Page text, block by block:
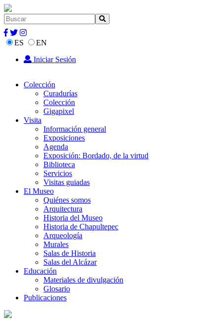
ES
EN
Iniciar Sesión
Colección
Curadurías
Colección
Gigapixel
Visita
Información general
Exposiciones
Agenda
Exposición: Bordado, de la virtud
Biblioteca
Servicios
Visitas guiadas
El Museo
Quiénes somos
Arquitectura
Historia del Museo
Historia de Chapultepec
Arqueología
Murales
Salas de Historia
Salas del Alcázar
Educación
Materiales de divulgación
Glosario
Publicaciones